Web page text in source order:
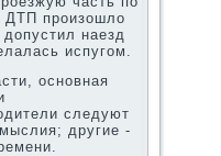
ДТП произошлο
наезд
испугом.
основная
следуют
другие -